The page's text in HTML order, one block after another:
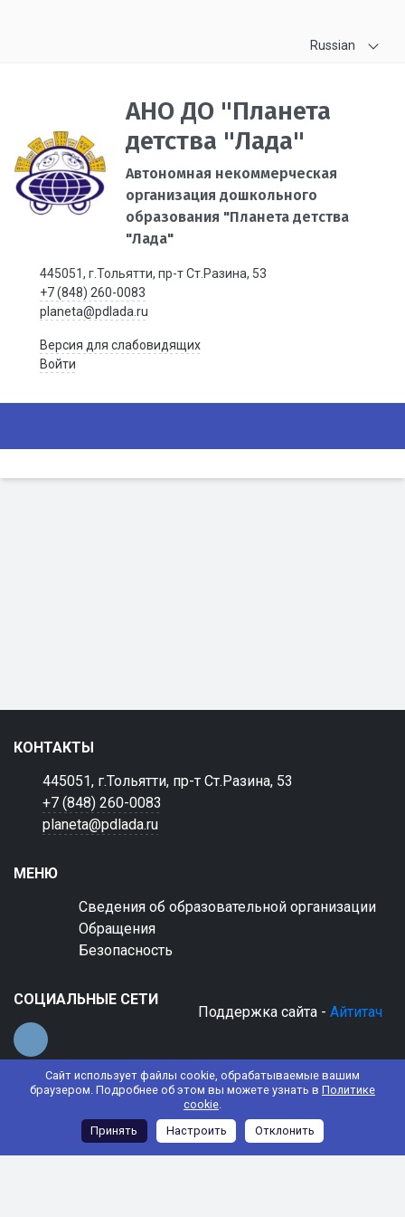
Сайт использует файлы cookie, обрабатываемые вашим
браузером. Подробнее об этом вы можете узнать в Политике
cookie.
Принять
Настроить Отклонить
Russian
АНО ДО "Планета
детства "Лада"
Автономная некоммерческая
организация дошкольного
образования "Планета детства
"Лада"
445051, г.Тольятти, пр-т Ст.Разина, 53
+7 (848) 260-0083
planeta@pdlada.ru
Версия для слабовидящих
Войти
КОНТАКТЫ
445051, г.Тольятти, пр-т Ст.Разина, 53
+7 (848) 260-0083
planeta@pdlada.ru
МЕНЮ
Сведения об образовательной организации
Обращения
Безопасность
СОЦИАЛЬНЫЕ СЕТИ
Поддержка сайта - Айтитач
© 2022 АНО ДО "Планета детства "Лада"